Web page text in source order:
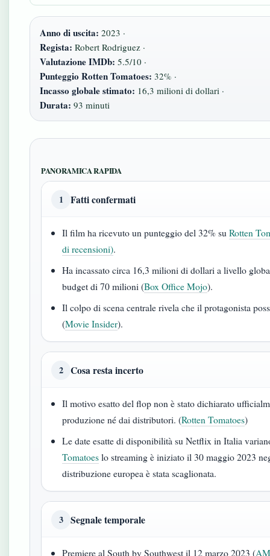
Anno di uscita: 2023 ·
Regista: Robert Rodriguez ·
Valutazione IMDb: 5.5/10 ·
Punteggio Rotten Tomatoes: 32% ·
Incasso globale stimato: 16,3 milioni di dollari ·
Durata: 93 minuti
PANORAMICA RAPIDA
1 Fatti confermati
Il film ha ricevuto un punteggio del 32% suRotten
di recensioni).
Ha incassato circa 16,3 milioni di dollari a livello
budget di 70 milioni (Box Office Mojo).
Il colpo di scena centrale rivela che il protagonista
(Movie Insider).
2 Cosa resta incerto
Il motivo esatto del flop non è stato dichiarato
produzione né dai distributori. (Rotten Tomatoes)
Le date esatte di disponibilità su Netflix in Italia
Tomatoeslo streaming è iniziato il 30 maggio 2023
distribuzione europea è stata scaglionata.
3 Segnale temporale
Premiere al South by Southwest il 12 marzo 2023 (